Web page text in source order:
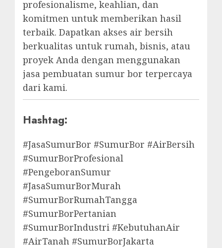
profesionalisme, keahlian, dan
komitmen untuk memberikan hasil
terbaik. Dapatkan akses air bersih
berkualitas untuk rumah, bisnis, atau
proyek Anda dengan menggunakan
jasa pembuatan sumur bor terpercaya
dari kami.
Hashtag:
#JasaSumurBor #SumurBor #AirBersih
#SumurBorProfesional
#PengeboranSumur
#JasaSumurBorMurah
#SumurBorRumahTangga
#SumurBorPertanian
#SumurBorIndustri #KebutuhanAir
#AirTanah #SumurBorJakarta